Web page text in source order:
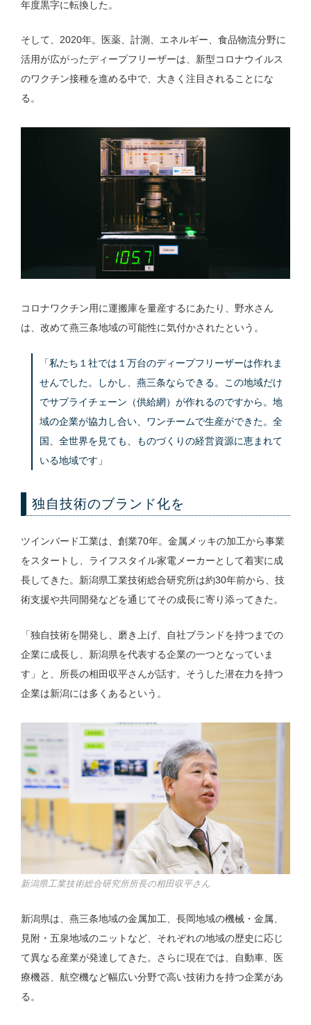
年度黒字に転換した。
そして、2020年。医薬、計測、エネルギー、食品物流分野に
活用が広がったディープフリーザーは、新型コロナウイルス
のワクチン接種を進める中で、大きく注目されることにな
る。
コロナワクチン用に運搬庫を量産するにあたり、野水さん
は、改めて燕三条地域の可能性に気付かされたという。
「私たち１社では１万台のディープフリーザーは作れま
せんでした。しかし、燕三条ならできる。この地域だけ
でサプライチェーン（供給網）が作れるのですから。地
域の企業が協力し合い、ワンチームで生産ができた。全
国、全世界を見ても、ものづくりの経営資源に恵まれて
いる地域です」
独自技術のブランド化を
ツインバード工業は、創業70年。金属メッキの加工から事業
をスタートし、ライフスタイル家電メーカーとして着実に成
長してきた。新潟県工業技術総合研究所は約30年前から、技
術支援や共同開発などを通じてその成長に寄り添ってきた。
「独自技術を開発し、磨き上げ、自社ブランドを持つまでの
企業に成長し、新潟県を代表する企業の一つとなっていま
す」と、所長の相田収平さんが話す。そうした潜在力を持つ
企業は新潟には多くあるという。
新潟県工業技術総合研究所所長の相田収平さん
新潟県は、燕三条地域の金属加工、長岡地域の機械・金属、
見附・五泉地域のニットなど、それぞれの地域の歴史に応じ
て異なる産業が発達してきた。さらに現在では、自動車、医
療機器、航空機など幅広い分野で高い技術力を持つ企業があ
る。